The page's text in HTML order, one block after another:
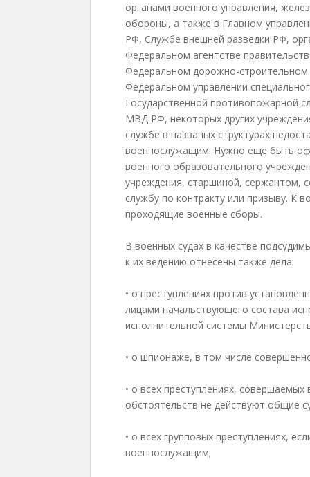
органами военного управления,
обороны, а также в Главном
РФ, Службе внешней разведки РФ,
Федеральном агентстве
Федеральном дорожно-
Федеральном управлении
Государственной противопожарной
МВД РФ, некоторых других
службе в названых структурах
военнослужащим. Нужно еще быть
военного образовательного
учреждения, старшиной, сержантом,
службу по контракту или призыву. К
проходящие военные сборы.
В военных судах в качестве
к их ведению отнесены также дела:
• о преступлениях против
лицами начальствующего состава
исполнительной системы
• о шпионаже, в том числе
• о всех преступлениях,
обстоятельств не действуют общие
• о всех групповых преступлениях,
военнослужащим;